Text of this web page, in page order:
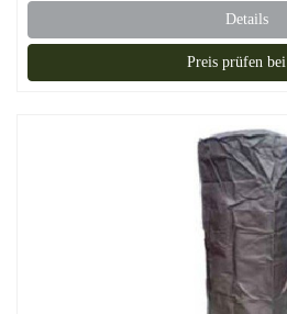
Details
Preis prüfen bei